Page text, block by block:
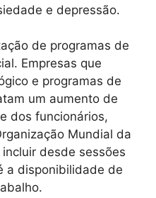
e depressão.
de programas de
Empresas que
e programas de
um aumento de
dos funcionários,
Mundial da
desde sessões
a disponibilidade de